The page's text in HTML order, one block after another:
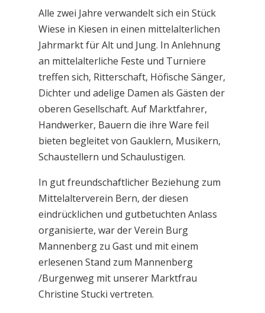
Alle zwei Jahre verwandelt sich ein Stück
Wiese in Kiesen in einen mittelalterlichen
Jahrmarkt für Alt und Jung. In Anlehnung
an mittelalterliche Feste und Turniere
treffen sich, Ritterschaft, Höfische Sänger,
Dichter und adelige Damen als Gästen der
oberen Gesellschaft. Auf Marktfahrer,
Handwerker, Bauern die ihre Ware feil
bieten begleitet von Gauklern, Musikern,
Schaustellern und Schaulustigen.
In gut freundschaftlicher Beziehung zum
Mittelalterverein Bern, der diesen
eindrücklichen und gutbetuchten Anlass
organisierte, war der Verein Burg
Mannenberg zu Gast und mit einem
erlesenen Stand zum Mannenberg
/Burgenweg mit unserer Marktfrau
Christine Stucki vertreten.